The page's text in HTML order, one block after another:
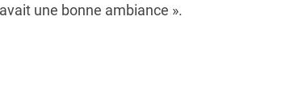
une bonne ambiance ».